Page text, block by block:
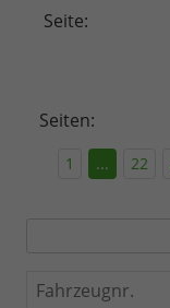
Seite:
Seiten:
1 ... 22
Fahrzeugnr.